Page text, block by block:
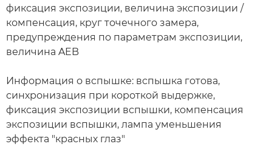
фиксация экспозиции, величина экспозиции /
компенсация, круг точечного замера,
предупреждения по параметрам экспозиции,
величина AEB
Информация о вспышке: вспышка готова,
синхронизация при короткой выдержке,
фиксация экспозиции вспышки, компенсация
экспозиции вспышки, лампа уменьшения
эффекта "красных глаз"